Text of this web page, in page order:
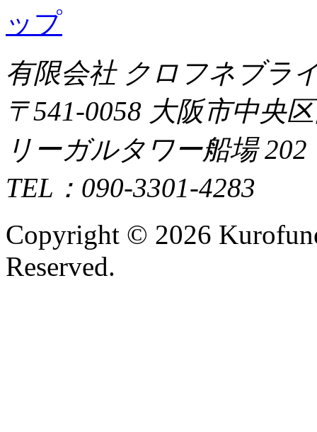
有限会社 クロフネブラ
〒541-0058 大阪市中央
リーガルタワー船場 202
TEL：090-3301-4283
Copyright © 2026
Reserved.